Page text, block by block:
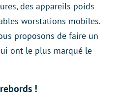
des appareils poids
worstations mobiles.
proposons de faire un
ont le plus marqué le
!